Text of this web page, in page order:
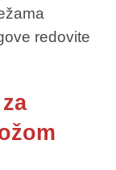
redovite